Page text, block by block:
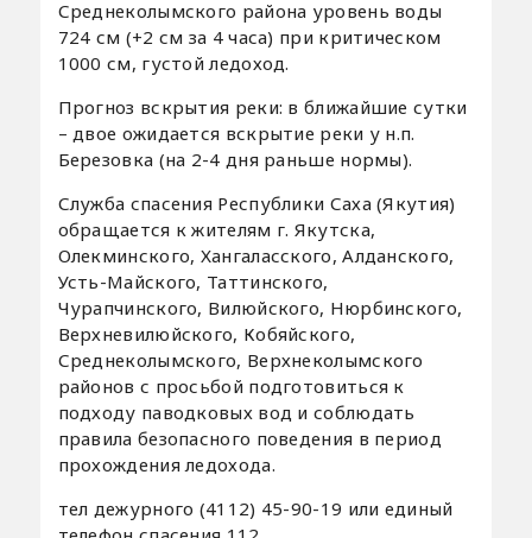
Среднеколымского района уровень воды
724 см (+2 см за 4 часа) при критическом
1000 см, густой ледоход.
Прогноз вскрытия реки: в ближайшие сутки
– двое ожидается вскрытие реки у н.п.
Березовка (на 2-4 дня раньше нормы).
Служба спасения Республики Саха (Якутия)
обращается к жителям г. Якутска,
Олекминского, Хангаласского, Алданского,
Усть-Майского, Таттинского,
Чурапчинского, Вилюйского, Нюрбинского,
Верхневилюйского, Кобяйского,
Среднеколымского, Верхнеколымского
районов с просьбой подготовиться к
подходу паводковых вод и соблюдать
правила безопасного поведения в период
прохождения ледохода.
тел дежурного (4112) 45-90-19 или единый